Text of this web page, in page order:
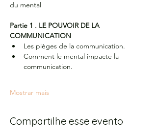
du mental
Partie 1 . LE POUVOIR DE LA
COMMUNICATION
Les pièges de la communication.
Comment le mental impacte la
communication.
Mostrar mais
Compartilhe esse evento